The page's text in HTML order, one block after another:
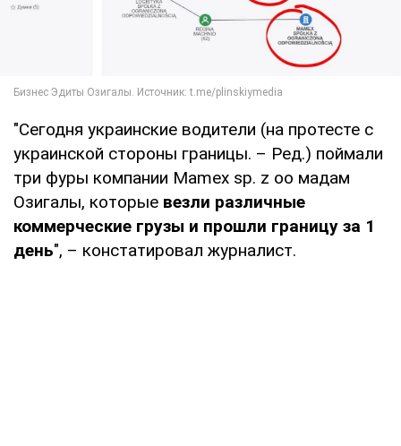
"Сегодня украинские водители (на протесте с
украинской стороны границы. – Ред.) поймали
три фуры компании Mamex sp. z oo мадам
Озигалы, которые везли различные
коммерческие грузы и прошли границу за 1
день", – констатировал журналист.